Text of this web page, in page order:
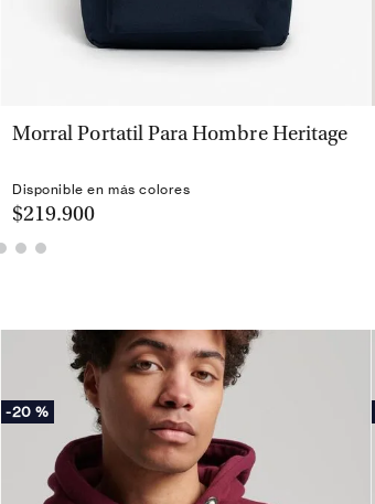
VISTA RÁPIDA
Morral Portatil Para Hombre Heritage
Disponible en más colores
$219.900
-20 %